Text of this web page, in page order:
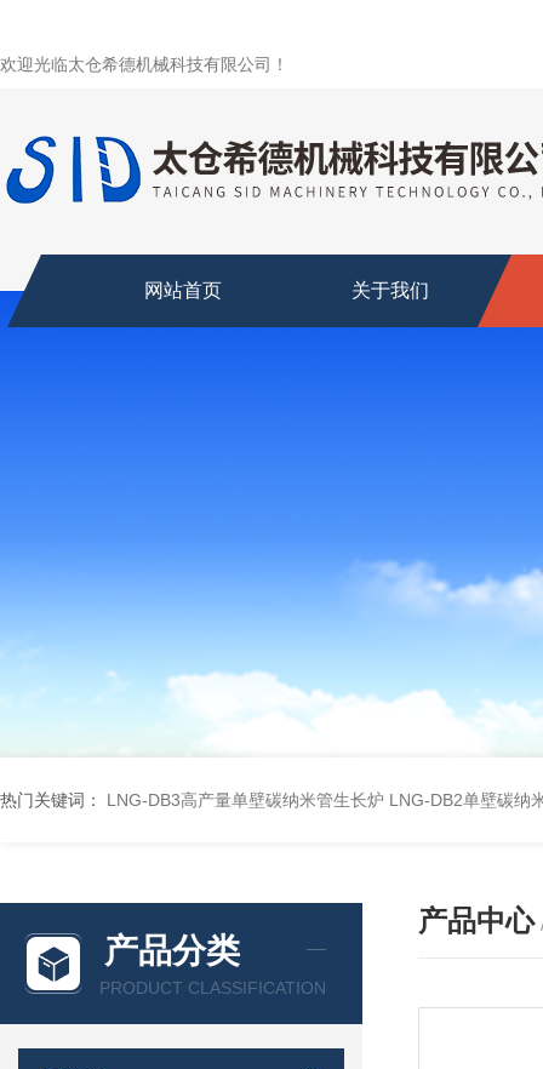
欢迎光临太仓希德机械科技有限公司！
网站首页 关于我们
热门关键词： LNG-DB3高产量单壁碳纳米管生长炉 LNG-DB2单壁碳纳
产品分类
PRODUCT CLASSIFICATION
产品中心